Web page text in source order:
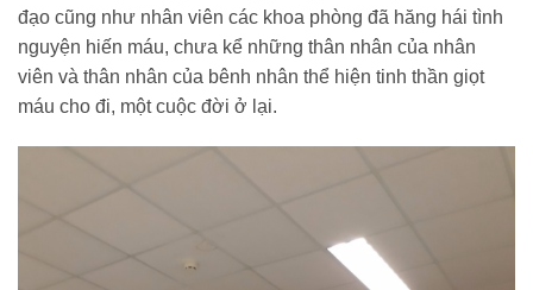
đạo cũng như nhân viên các khoa phòng đã hăng hái tình
nguyện hiến máu, chưa kể những thân nhân của nhân
viên và thân nhân của bênh nhân thể hiện tinh thần giọt
máu cho đi, một cuộc đời ở lại.